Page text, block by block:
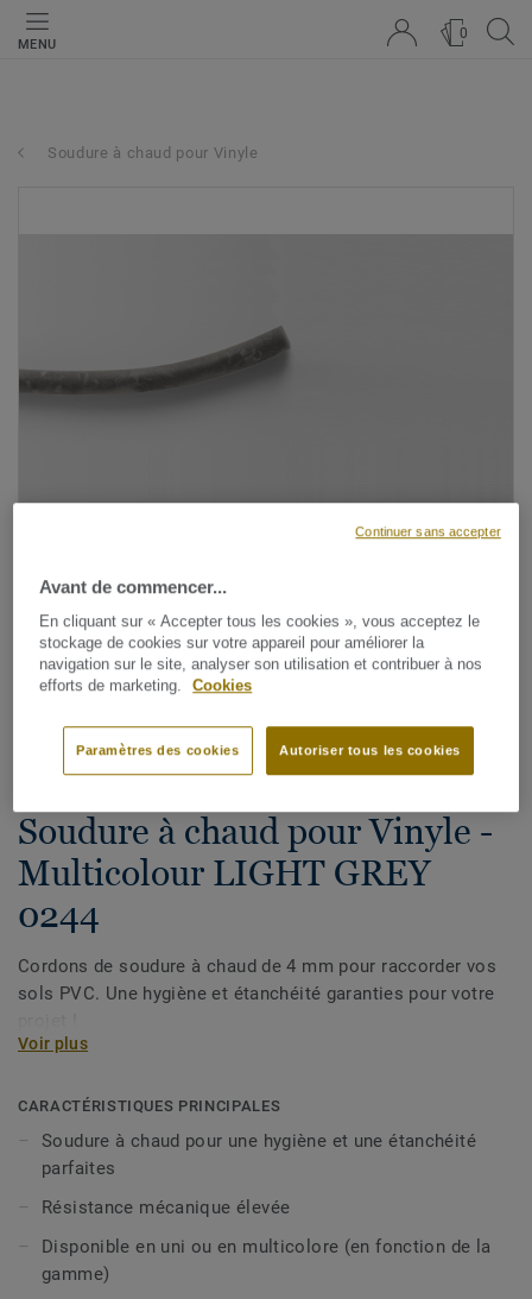
MENU
0
Soudure à chaud pour Vinyle
Voir tous les décors (1146)
Soudure à chaud pour Vinyle -
Multicolour LIGHT GREY
0244
Cordons de soudure à chaud de 4 mm pour raccorder vos
sols PVC. Une hygiène et étanchéité garanties pour votre
Voir plus
CARACTÉRISTIQUES PRINCIPALES
Soudure à chaud pour une hygiène et une étanchéité
parfaites
Résistance mécanique élevée
Disponible en uni ou en multicolore (en fonction de la
gamme)
Avant de commencer...
En cliquant sur « Accepter tous les cookies », vous acceptez le
stockage de cookies sur votre appareil pour améliorer la
navigation sur le site, analyser son utilisation et contribuer à nos
efforts de marketing.
Cookies
Autoriser tous les cookies
Paramètres des cookies
Continuer sans accepter